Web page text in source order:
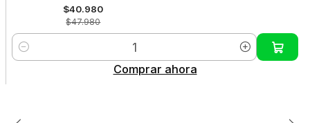
$40.980
$47.980
Cantidad
Comprar ahora